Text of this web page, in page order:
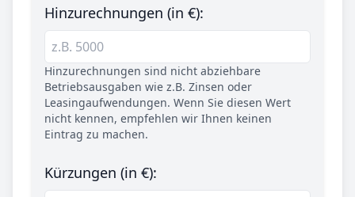
Hinzurechnungen (in €):
Hinzurechnungen sind nicht abziehbare
Betriebsausgaben wie z.B. Zinsen oder
Leasingaufwendungen. Wenn Sie diesen Wert
nicht kennen, empfehlen wir Ihnen keinen
Eintrag zu machen.
Kürzungen (in €):